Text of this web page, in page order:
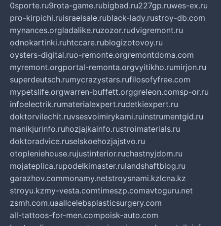
0sporte.ru9rota-game.rubigbad.ru227gp.ruwes-ex.ru
pro-kirpichi.ruisraelsale.rublack-lady.rustroy-db.com
mynances.orgladalike.ruzozor.rudvigremont.ru
odnokartinki.ruhtccare.rublogizotovoy.ru
oysters-digital.ruo-remonte.orgremontdoma.com
myremont.orgportal-remonta.orgvyitikho.rumirjon.ru
superdeutsch.rumycrazystars.rufilosofyfree.com
mypetslife.orgwarren-buffett.orggreleon.comsp-or.ru
infoelectrik.rumaterialexpert.rudetkiexpert.ru
doktorvilechit.ruvsesvoimirykami.ruinstrumentgid.ru
manikjurinfo.ruhozjajkainfo.rustroimaterials.ru
doktoradvice.ruselskoehozjajstvo.ru
otopleniehouse.rujustinterior.ruchastnyjdom.ru
mojateplica.rupodelkimaster.rulandshaftblog.ru
garazhov.commonamy.netstroysnami.kzlcna.kz
stroyu.kzmy-vesta.comtimeszp.comavtoguru.net
zsmh.com.uaallcelebsplasticsurgery.com
all-tattoos-for-men.compoisk-auto.com